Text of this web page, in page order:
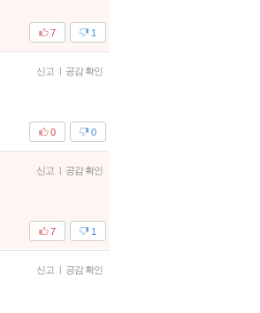
1
7
신고 | 공감 확인
0
0
신고 | 공감 확인
1
7
신고 | 공감 확인